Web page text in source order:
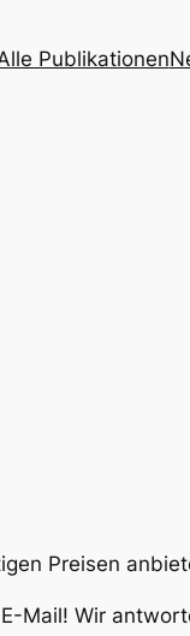
Publikationen
Preisen
Mail! Wir